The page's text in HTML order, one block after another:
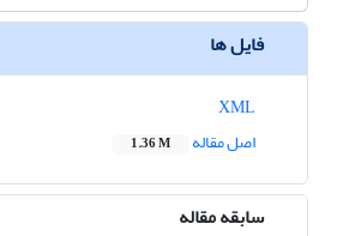
فایل ها
اصل مقاله
1.36 M
سابقه مقاله